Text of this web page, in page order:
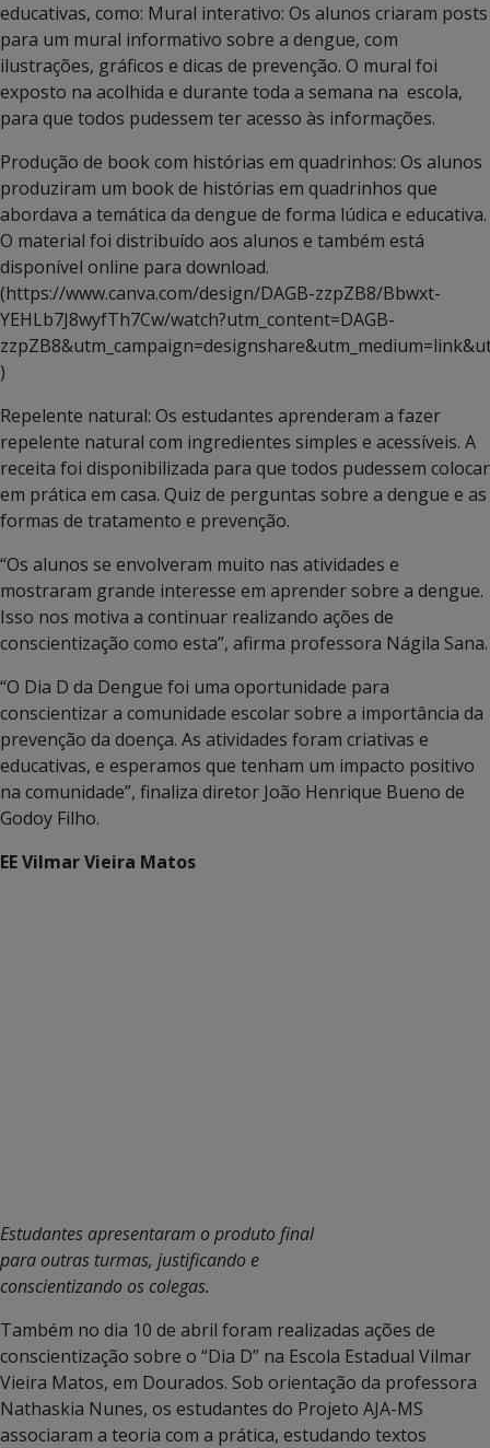
educativas, como: Mural interativo: Os alunos criaram posts
para um mural informativo sobre a dengue, com
ilustrações, gráficos e dicas de prevenção. O mural foi
exposto na acolhida e durante toda a semana na escola,
para que todos pudessem ter acesso às informações.
Produção de book com histórias em quadrinhos: Os alunos
produziram um book de histórias em quadrinhos que
abordava a temática da dengue de forma lúdica e educativa.
O material foi distribuído aos alunos e também está
disponível online para download.
(https://www.canva.com/design/DAGB-zzpZB8/Bbwxt-
YEHLb7J8wyfTh7Cw/watch?utm_content=DAGB-
)
Repelente natural: Os estudantes aprenderam a fazer
repelente natural com ingredientes simples e acessíveis. A
receita foi disponibilizada para que todos pudessem colocar
em prática em casa. Quiz de perguntas sobre a dengue e as
formas de tratamento e prevenção.
“Os alunos se envolveram muito nas atividades e
mostraram grande interesse em aprender sobre a dengue.
Isso nos motiva a continuar realizando ações de
conscientização como esta”, afirma professora Nágila Sana.
“O Dia D da Dengue foi uma oportunidade para
conscientizar a comunidade escolar sobre a importância da
prevenção da doença. As atividades foram criativas e
educativas, e esperamos que tenham um impacto positivo
na comunidade”, finaliza diretor João Henrique Bueno de
Godoy Filho.
EE Vilmar Vieira Matos
Estudantes apresentaram o produto final
para outras turmas, justificando e
conscientizando os colegas.
Também no dia 10 de abril foram realizadas ações de
conscientização sobre o “Dia D” na Escola Estadual Vilmar
Vieira Matos, em Dourados. Sob orientação da professora
Nathaskia Nunes, os estudantes do Projeto AJA-MS
associaram a teoria com a prática, estudando textos